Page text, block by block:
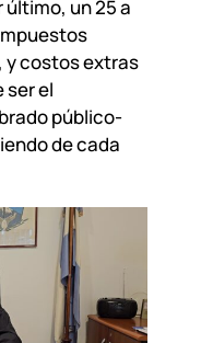
último, un 25 a
y costos extras
ser el
público-
de cada